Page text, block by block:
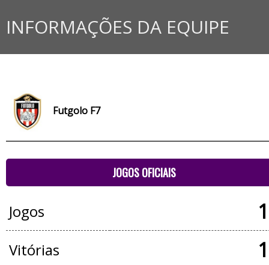
INFORMAÇÕES DA EQUIPE
Futgolo F7
JOGOS OFICIAIS
Jogos
Vitórias